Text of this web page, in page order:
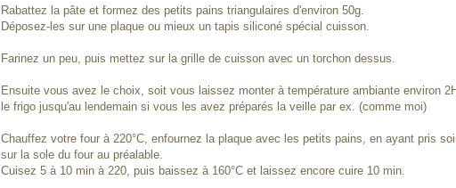
Rabattez la pâte et formez des petits pains triangulaires d'environ 50g.
Déposez-les sur une plaque ou mieux un tapis siliconé spécial cuisson.
Farinez un peu, puis mettez sur la grille de cuisson avec un torchon dessus.
Ensuite vous avez le choix, soit vous laissez monter à température ambiante environ
le frigo jusqu'au lendemain si vous les avez préparés la veille par ex. (comme moi)
Chauffez votre four à 220°C, enfournez la plaque avec les petits pains, en ayant pris
sur la sole du four au préalable.
Cuisez 5 à 10 min à 220, puis baissez à 160°C et laissez encore cuire 10 min.